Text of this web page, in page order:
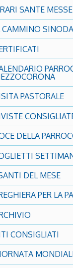
SANTE MESSE
CAMMINO
PASTORALE
DELLA
DEL MESE
PER LA
CONSIGLIATI